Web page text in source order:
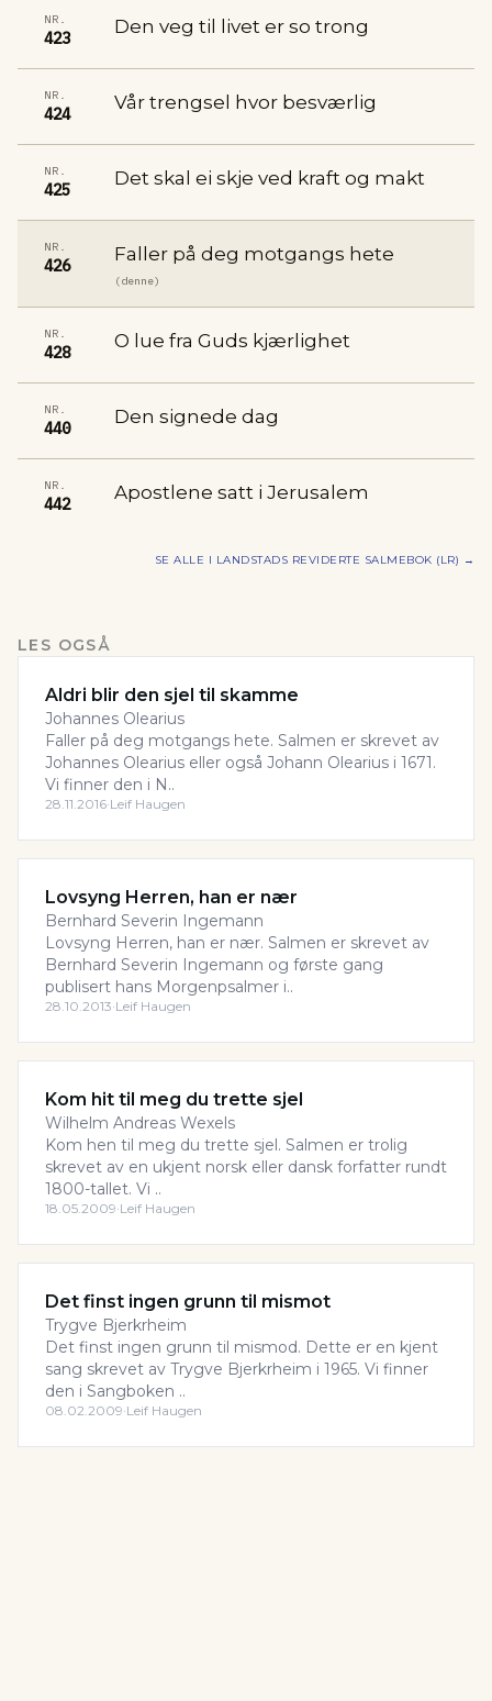
NR.
423
Den veg til livet er so trong
NR.
424
Vår trengsel hvor besværlig
NR.
425
Det skal ei skje ved kraft og makt
NR.
426
Faller på deg motgangs hete
(denne)
NR.
428
O lue fra Guds kjærlighet
NR.
440
Den signede dag
NR.
442
Apostlene satt i Jerusalem
SE ALLE I LANDSTADS REVIDERTE SALMEBOK (LR) →
LES OGSÅ
Aldri blir den sjel til skamme
Johannes Olearius
Faller på deg motgangs hete. Salmen er skrevet av
Johannes Olearius eller også Johann Olearius i 1671.
Vi finner den i N..
28.11.2016·Leif Haugen
Lovsyng Herren, han er nær
Bernhard Severin Ingemann
Lovsyng Herren, han er nær. Salmen er skrevet av
Bernhard Severin Ingemann og første gang
publisert hans Morgenpsalmer i..
28.10.2013·Leif Haugen
Kom hit til meg du trette sjel
Wilhelm Andreas Wexels
Kom hen til meg du trette sjel. Salmen er trolig
skrevet av en ukjent norsk eller dansk forfatter rundt
1800-tallet. Vi ..
18.05.2009·Leif Haugen
Det finst ingen grunn til mismot
Trygve Bjerkrheim
Det finst ingen grunn til mismod. Dette er en kjent
sang skrevet av Trygve Bjerkrheim i 1965. Vi finner
den i Sangboken ..
08.02.2009·Leif Haugen